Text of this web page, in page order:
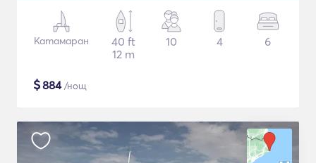
Катамаран
40 ft
12 m
10 4 6
$884/нощ